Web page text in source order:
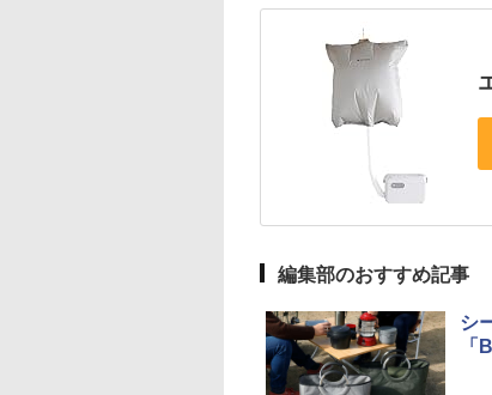
編集部のおすすめ記事
シ
「